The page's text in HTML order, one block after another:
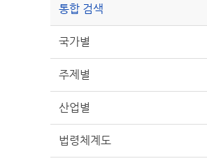
통합 검색
국가별
주제별
산업별
법령체계도